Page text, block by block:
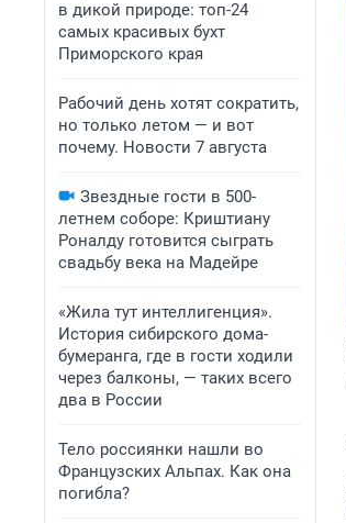
в дикой природе: топ-24
самых красивых бухт
Приморского края
Рабочий день хотят сократить,
но только летом — и вот
почему. Новости 7 августа
Звездные гости в 500-
летнем соборе: Криштиану
Роналду готовится сыграть
свадьбу века на Мадейре
«Жила тут интеллигенция».
История сибирского дома-
бумеранга, где в гости ходили
через балконы, — таких всего
два в России
Тело россиянки нашли во
Французских Альпах. Как она
погибла?